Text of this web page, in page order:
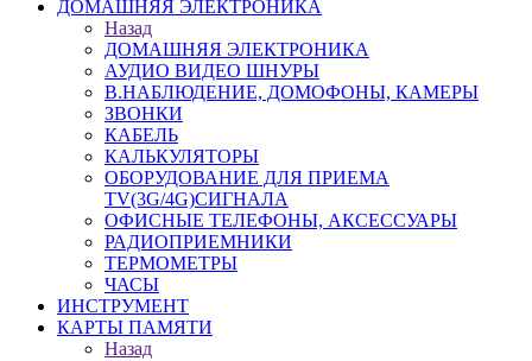
ДОМАШНЯЯ ЭЛЕКТРОНИКА
Назад
ДОМАШНЯЯ ЭЛЕКТРОНИКА
АУДИО ВИДЕО ШНУРЫ
В.НАБЛЮДЕНИЕ, ДОМОФОНЫ, КАМЕРЫ
ЗВОНКИ
КАБЕЛЬ
КАЛЬКУЛЯТОРЫ
ОБОРУДОВАНИЕ ДЛЯ ПРИЕМА
TV(3G/4G)СИГНАЛА
ОФИСНЫЕ ТЕЛЕФОНЫ, АКСЕССУАРЫ
РАДИОПРИЕМНИКИ
ТЕРМОМЕТРЫ
ЧАСЫ
ИНСТРУМЕНТ
КАРТЫ ПАМЯТИ
Назад